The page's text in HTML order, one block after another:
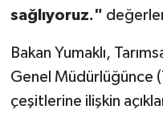
sağlıyoruz."
Bakan Yumaklı,
Genel Müdürlüğünce
çeşitlerine ilişkin